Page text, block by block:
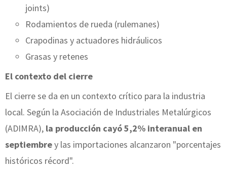
joints)
Rodamientos de rueda (rulemanes)
Crapodinas y actuadores hidráulicos
Grasas y retenes
El contexto del cierre
El cierre se da en un contexto crítico para la industria
local. Según la Asociación de Industriales Metalúrgicos
(ADIMRA), la producción cayó 5,2% interanual en
septiembrey las importaciones alcanzaron "porcentajes
históricos récord".